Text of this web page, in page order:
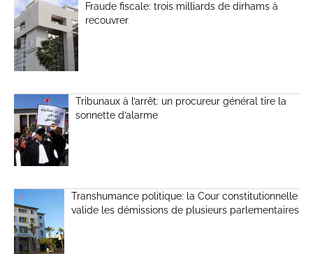
Fraude fiscale: trois milliards de dirhams à
recouvrer
Tribunaux à l’arrêt: un procureur général tire la
sonnette d’alarme
Transhumance politique: la Cour constitutionnelle
valide les démissions de plusieurs parlementaires